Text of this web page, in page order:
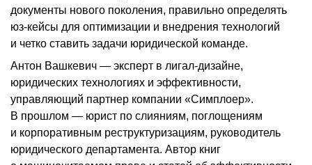
документы нового поколения, правильно определять
юз-кейсы для оптимизации и внедрения технологий
и четко ставить задачи юридической команде.
Антон Вашкевич — эксперт в лигал-дизайне,
юридических техно­логиях и эффективности,
управляющий партнер компании «Симплоер».
В прошлом — юрист по слияниям, поглощениям
и корпоративным реструктуризациям, руководитель
юридического департамента. Автор книг